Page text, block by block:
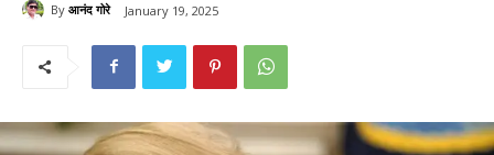
By आनंद गोरे January 19, 2025